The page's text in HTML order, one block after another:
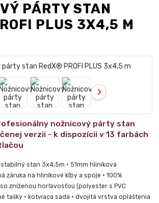
PÁRTY STAN
PLUS 3X4,5 M
nožnicový párty stan
verzii - k dispozícii v 13 farbách
stan 3x4,5m • 51mm hliníková
záruka na hliníkové kĺby a spoje • 100%
zníženou horľavosťou (polyester s PVC
tašky • kotviaca sada • dvojitá vrstva opláštenia